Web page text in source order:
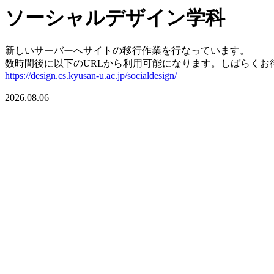
ソーシャルデザイン学科
新しいサーバーへサイトの移行作業を行なっています。
数時間後に以下のURLから利用可能になります。しばらくお
https://design.cs.kyusan-u.ac.jp/socialdesign/
2026.08.06